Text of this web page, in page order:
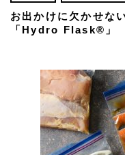
お出かけに欠かせな
「Hydro Flask®」